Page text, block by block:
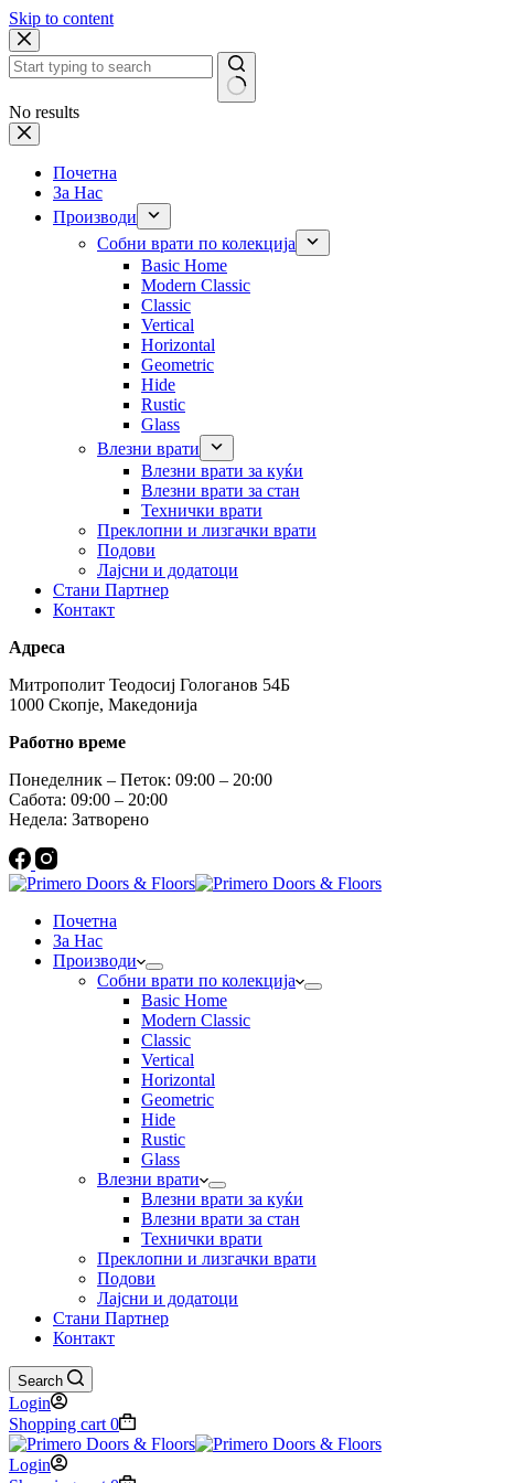
Skip to content
No results
Почетна
За Нас
Производи
Собни врати по колекција
Basic Home
Modern Classic
Classic
Vertical
Horizontal
Geometric
Hide
Rustic
Glass
Влезни врати
Влезни врати за куќи
Влезни врати за стан
Технички врати
Преклопни и лизгачки врати
Подови
Лајсни и додатоци
Стани Партнер
Контакт
Адреса
Митрополит Теодосиј Гологанов 54Б
1000 Скопје, Македонија
Работно време
Понеделник – Петок: 09:00 – 20:00
Сабота: 09:00 – 20:00
Недела: Затворено
Почетна
За Нас
Производи
Собни врати по колекција
Basic Home
Modern Classic
Classic
Vertical
Horizontal
Geometric
Hide
Rustic
Glass
Влезни врати
Влезни врати за куќи
Влезни врати за стан
Технички врати
Преклопни и лизгачки врати
Подови
Лајсни и додатоци
Стани Партнер
Контакт
Search
Login
Shopping cart 0
Login